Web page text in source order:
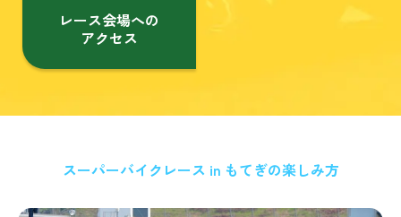
レース会場への
アクセス
スーパーバイクレース in もてぎの楽しみ方